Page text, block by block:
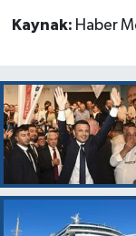
Kaynak: Haber